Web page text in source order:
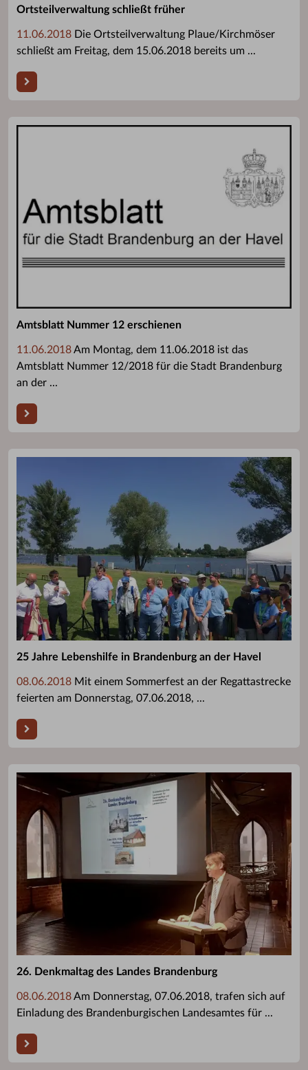
Ortsteilverwaltung schließt früher
11.06.2018 Die Ortsteilverwaltung Plaue/Kirchmöser
schließt am Freitag, dem 15.06.2018 bereits um ...
Amtsblatt Nummer 12 erschienen
11.06.2018Am Montag, dem 11.06.2018 ist das
Amtsblatt Nummer 12/2018 für die Stadt Brandenburg
an der ...
25 Jahre Lebenshilfe in Brandenburg an der Havel
08.06.2018 Mit einem Sommerfest an der Regattastrecke
feierten am Donnerstag, 07.06.2018, ...
26. Denkmaltag des Landes Brandenburg
08.06.2018Am Donnerstag, 07.06.2018, trafen sich auf
Einladung des Brandenburgischen Landesamtes für ...